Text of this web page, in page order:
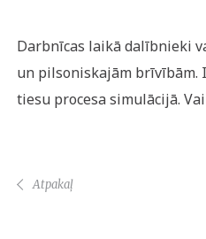
Darbnīcas laikā dalībnieki
un pilsoniskajām brīvībām.
tiesu procesa simulācijā.
Atpakaļ